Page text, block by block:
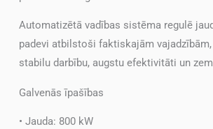
Automatizētā vadības sistēma regulē
padevi atbilstoši faktiskajām
stabilu darbību, augstu efektivitāti un
Galvenās īpašības
• Jauda: 800 kW